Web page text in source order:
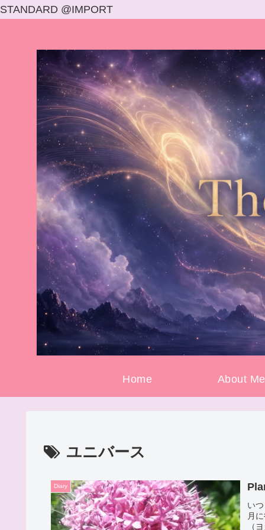
STANDARD @IMPORT
Home About Me
ユニバース
Diary
い
月
（